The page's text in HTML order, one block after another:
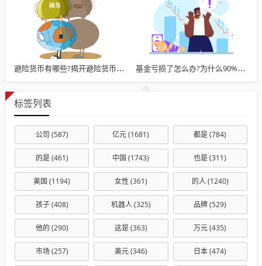
避险货币有哪些?揭开避险货币的三重真相 基金亏损了怎么办?为什么90%的人会在亏损时做错决定
标签列表
公司 (587) 亿元(1681) 都是(784)
的是(461) 中国 (1743) 也是(311)
美国 (1194) 女性 (361) 的人(1240)
孩子(408) 机器人(325) 品牌(529)
他的 (290) 这是(363) 万元(435)
市场(257) 美元(346) 日本(474)